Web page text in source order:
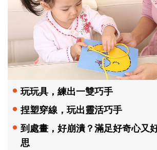
玩玩具，練出一雙巧手
捏塑穿線，玩出靈活巧手
到處畫，好崩潰？滿足好奇心又
思